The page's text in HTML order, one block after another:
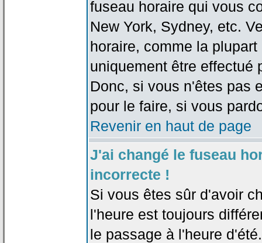
fuseau horaire qui vous
New York, Sydney, etc.
horaire, comme la
uniquement être effectué
Donc, si vous n'êtes pas
pour le faire, si vous
Revenir en haut de page
J'ai changé le fuseau
incorrecte !
Si vous êtes sûr d'avoir
l'heure est toujours
le passage à l'heure